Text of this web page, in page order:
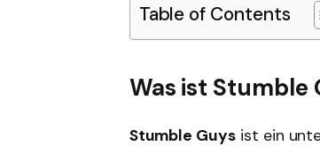
Table of Contents
Was ist Stumble
Stumble Guys ist ein